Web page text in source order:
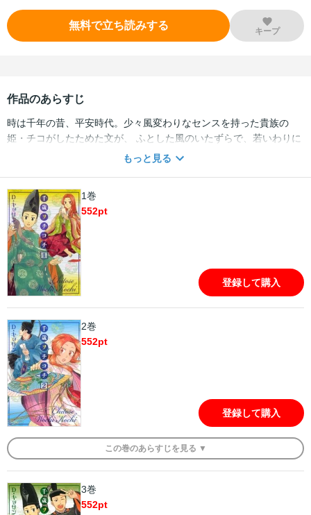
無料で立ち読みする キープ
作品のあらすじ
時は千年の昔、平安時代。少々風変わりなセンスを持った貴族の
姫・チコがしたためた文が、 ふとした風のいたずらで、若いわりに
は世を悟ったような貴族の子息・亨の元に届く。 個性的な文の内容
もっと見る
1巻
552pt
登録して購入
2巻
552pt
登録して購入
この巻のあらすじを 見る ▼
3巻
552pt